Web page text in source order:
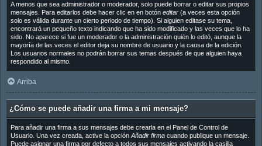
A menos que sea administrador o moderador, solo puede borrar o editar sus propios
mensajes. Para editarlos debe hacer clic en en botón editar(a veces esta opción
solo es válida durante un cierto periodo de tiempo). Si alguien editase su tema,
encontrará un pequeño texto indicando que ha sido modificado y las veces que lo ha
sido. No aparece si fue un moderador o la administración quién lo editó, aunque la
mayoría de las veces el editor deja su nombre de usuario y la causa de la edición.
Los usuarios normales no podrán borrar sus temas después de que alguien haya
respondido al mismo.
Arriba
¿Cómo se puede añadir una firma a mi mensaje?
Para añadir una firma a sus mensajes debe crearla en el Panel de Control de
Usuario. Una vez creada, active la opción Añadir firmacuando publique un mensaje.
Puede asignar una firma por defecto a todos sus mensajes activando la casilla